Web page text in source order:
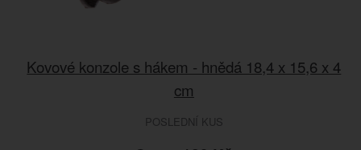
Kovové konzole s hákem - hnědá 18,4 x 15,6 x 4
cm
POSLEDNÍ KUS